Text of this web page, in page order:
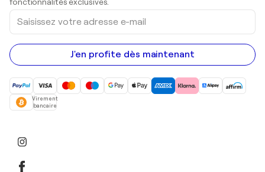
Saisissez
votre
adresse
e-
mail
J'en profite dès maintenant
Virement
bancaire